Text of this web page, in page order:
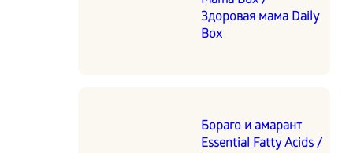
Здоровая мама Daily
Box
Бораго и амарант
Essential Fatty Acids /